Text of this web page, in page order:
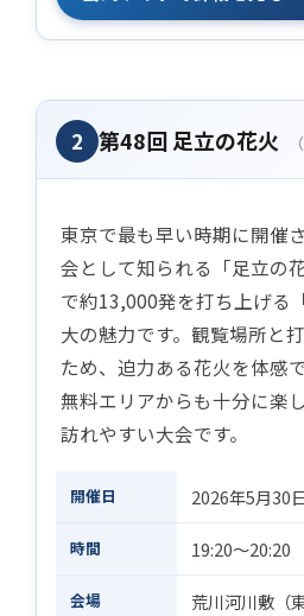
2 第48回 足立の花火
東京で最も早い時期に開催
会として知られる「足立の
で約13,000発を打ち上げる
大の魅力です。観覧場所と
ため、迫力ある花火を体感
無料エリアからも十分に楽
訪れやすい大会です。
開催日 2026年5月30
時間 19:20〜20:20
会場
荒川河川敷（